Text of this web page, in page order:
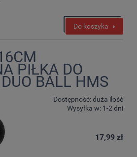
Do koszyka
PIŁKA DO
BALL HMS
Dostępność:duża ilość
Wysyłka w: 1-2 dni
17,99 zł